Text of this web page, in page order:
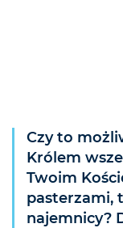
Czy to
Królem
Twoim
pasterzami,
najemnicy?